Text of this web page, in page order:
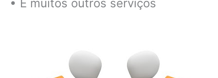
• E muitos outros serviços